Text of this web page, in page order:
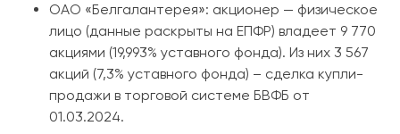
ОАО «Белгалантерея»: акционер — физическое
лицо (данные раскрыты на ЕПФР) владеет 9 770
акциями (19,993% уставного фонда). Из них 3 567
акций (7,3% уставного фонда) – сделка купли-
продажи в торговой системе БВФБ от
01.03.2024.